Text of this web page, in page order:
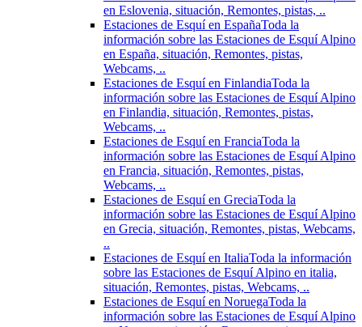
en Eslovenia, situación, Remontes, pistas, ..
Estaciones de Esquí en EspañaToda la
información sobre las Estaciones de Esquí Alpino
en España, situación, Remontes, pistas,
Webcams, ..
Estaciones de Esquí en FinlandiaToda la
información sobre las Estaciones de Esquí Alpino
en Finlandia, situación, Remontes, pistas,
Webcams, ..
Estaciones de Esquí en FranciaToda la
información sobre las Estaciones de Esquí Alpino
en Francia, situación, Remontes, pistas,
Webcams, ..
Estaciones de Esquí en GreciaToda la
información sobre las Estaciones de Esquí Alpino
en Grecia, situación, Remontes, pistas, Webcams,
..
Estaciones de Esquí en ItaliaToda la información
sobre las Estaciones de Esquí Alpino en italia,
situación, Remontes, pistas, Webcams, ..
Estaciones de Esquí en NoruegaToda la
información sobre las Estaciones de Esquí Alpino